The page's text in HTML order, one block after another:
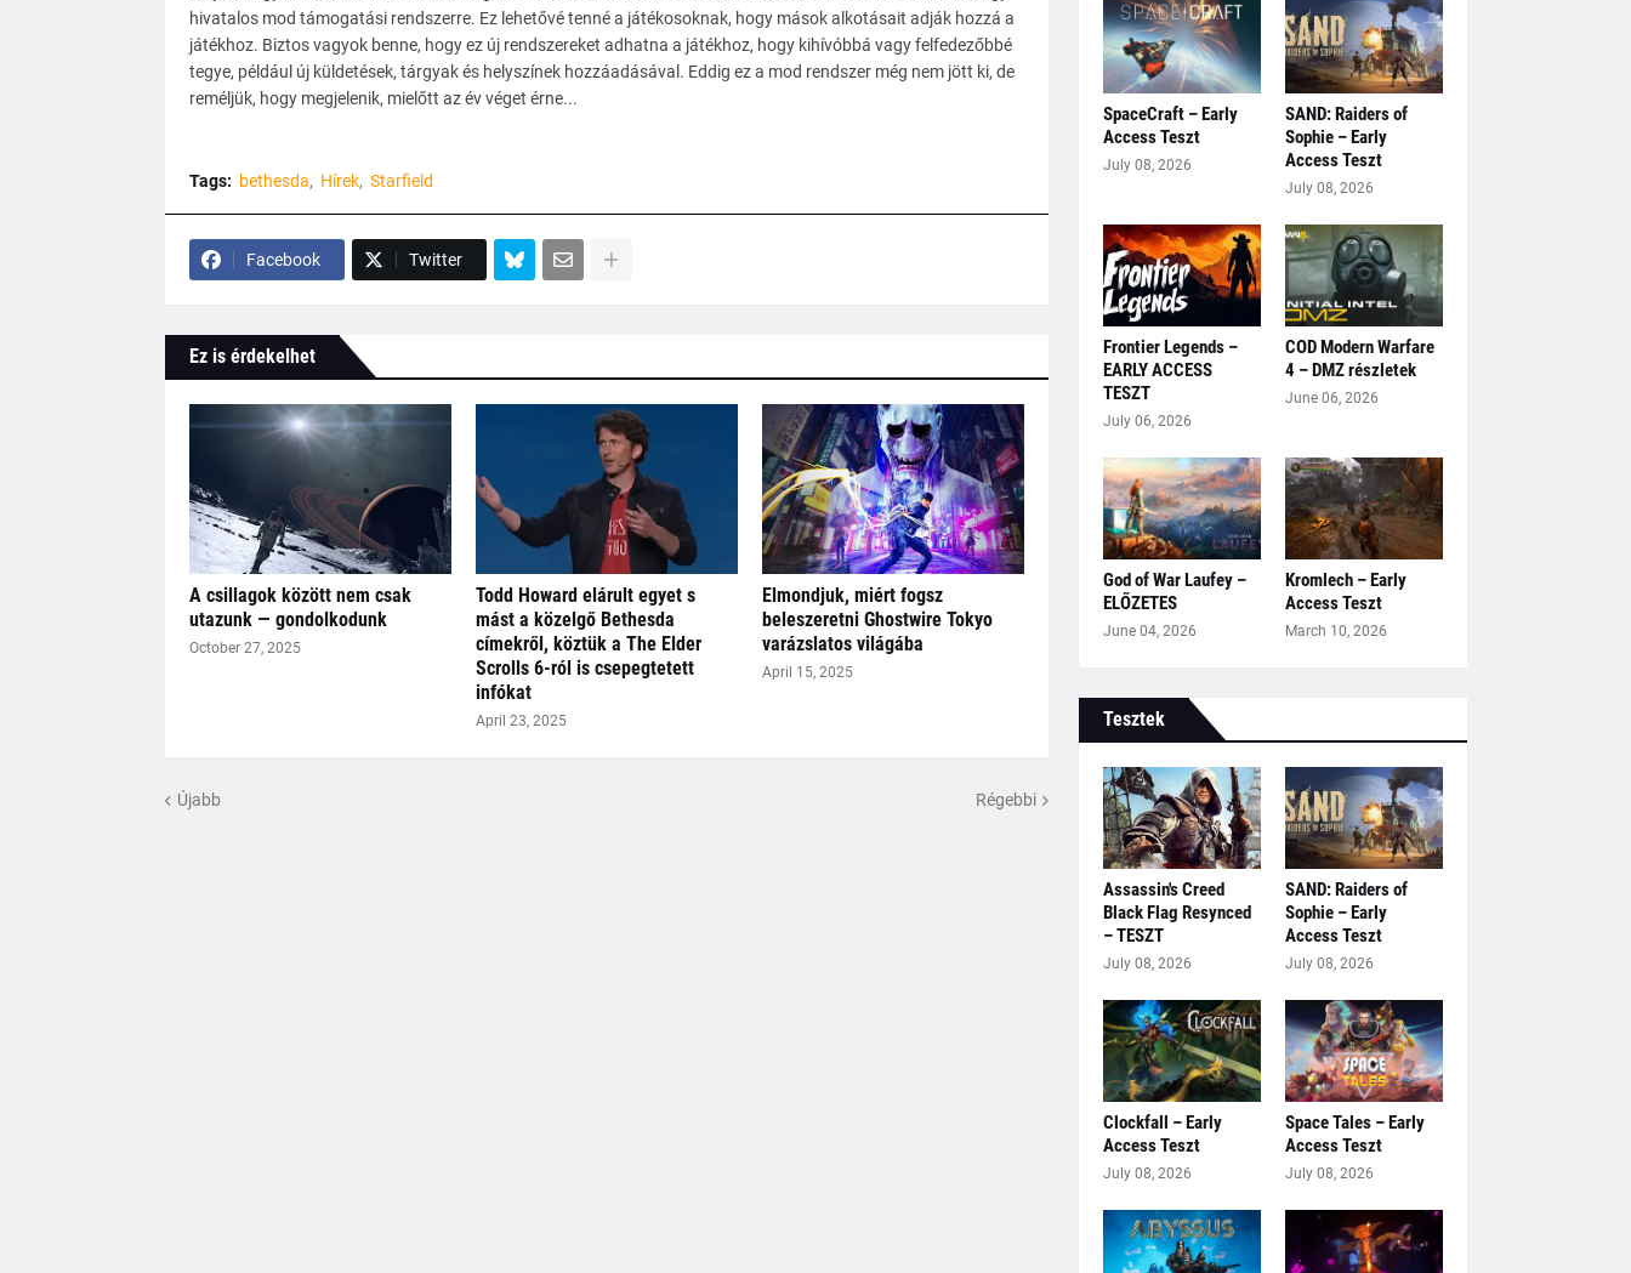
hivatalos mod támogatási rendszerre. Ez lehetővé tenné a játékosoknak, hogy mások alkotásait adják hozzá a
játékhoz. Biztos vagyok benne, hogy ez új rendszereket adhatna a játékhoz, hogy kihívóbbá vagy felfedezőbbé
tegye, például új küldetések, tárgyak és helyszínek hozzáadásával. Eddig ez a mod rendszer még nem jött ki, de
reméljük, hogy megjelenik, mielőtt az év véget érne...
Tags: bethesda Hírek Starfield
Facebook Twitter
Ez is érdekelhet
A csillagok között nem csak
utazunk — gondolkodunk
October 27, 2025
Todd Howard elárult egyet s
mást a közelgő Bethesda
címekről, köztük a The Elder
Scrolls 6-ról is csepegtetett
infókat
April 23, 2025
Elmondjuk, miért fogsz
beleszeretni Ghostwire Tokyo
varázslatos világába
April 15, 2025
Újabb Régebbi
SpaceCraft – Early
Access Teszt
July 08, 2026
SAND: Raiders of
Sophie – Early
Access Teszt
July 08, 2026
Frontier Legends –
EARLY ACCESS
TESZT
July 06, 2026
COD Modern Warfare
4 – DMZ részletek
June 06, 2026
God of War Laufey –
ELŐZETES
June 04, 2026
Kromlech – Early
Access Teszt
March 10, 2026
Tesztek
Assassin's Creed
Black Flag Resynced
– TESZT
July 08, 2026
SAND: Raiders of
Sophie – Early
Access Teszt
July 08, 2026
Clockfall – Early
Access Teszt
July 08, 2026
Space Tales – Early
Access Teszt
July 08, 2026